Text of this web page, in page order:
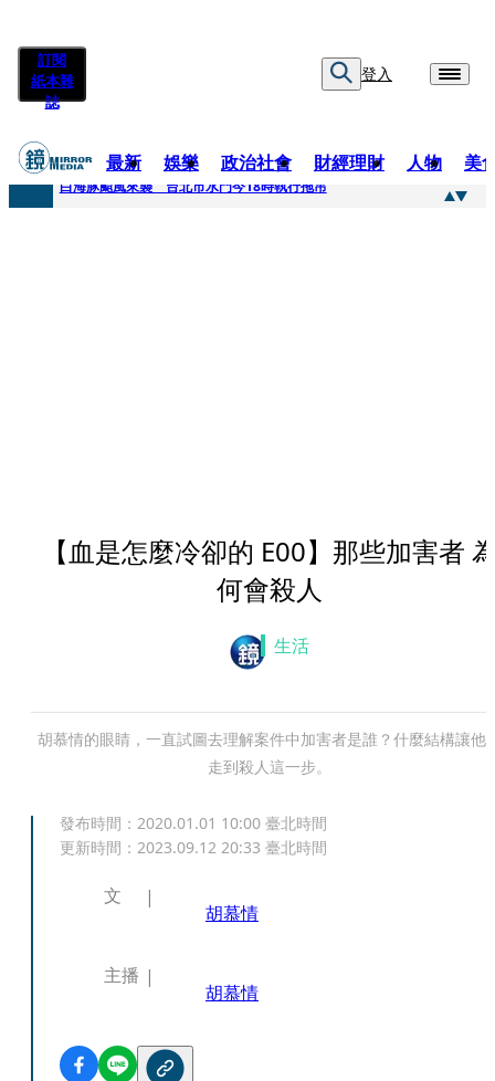
訂閱
紙本雜
誌
登入
最新 娛樂 政治社會 財經理財 人物 美
快訊
白海豚颱風來襲 台北市水門今18時執行拖吊
【血是怎麼冷卻的 E00】那些加害者
何會殺人
生活
胡慕情的眼睛，一直試圖去理解案件中加害者是誰？什麼結構讓他
走到殺人這一步。
發布時間： 2020.01.01 10:00 臺北時間
更新時間： 2023.09.12 20:33 臺北時間
文
胡慕情
主播
胡慕情